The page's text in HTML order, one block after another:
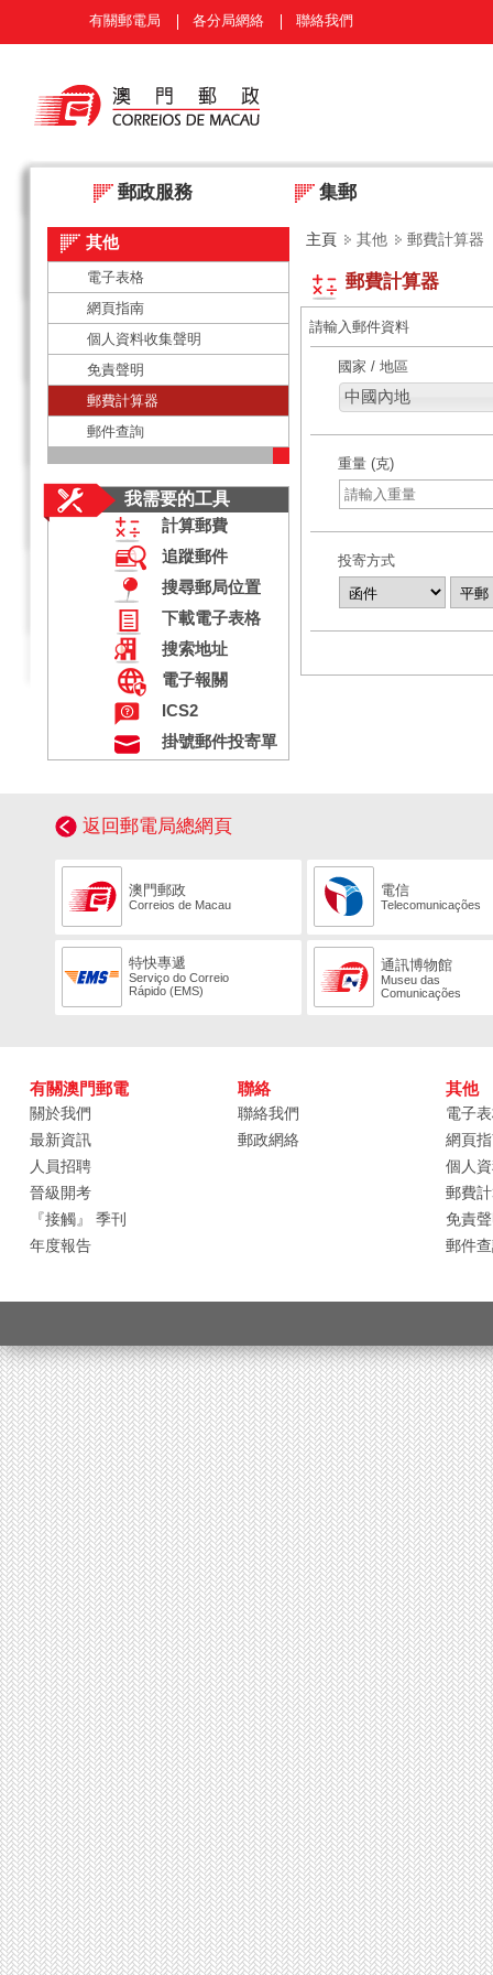
有關郵電局 各分局網絡 聯絡我們
郵政服務 集郵
其他
電子表格
網頁指南
個人資料收集聲明
免責聲明
郵費計算器
郵件查詢
我需要的工具
計算郵費
追蹤郵件
搜尋郵局位置
下載電子表格
搜索地址
電子報關
ICS2
掛號郵件投寄單
主頁 其他 郵費計算器
郵費計算器
請輸入郵件資料
國家 / 地區
重量 (克)
投寄方式
返回郵電局總網頁
澳門郵政
Correios de Macau
電信
Telecomunicações
特快專遞
Serviço do Correio
Rápido (EMS)
通訊博物館
Museu das
Comunicações
有關澳門郵電
關於我們
最新資訊
人員招聘
晉級開考
『接觸』 季刊
年度報告
聯絡
聯絡我們
郵政網絡
其他
電子
網頁
個人
郵費
免責
郵件